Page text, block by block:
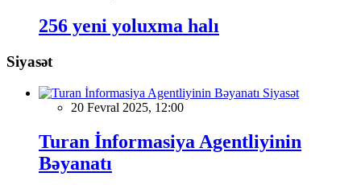
256 yeni yoluxma halı
Siyasət
Siyasət
20 Fevral 2025, 12:00
Turan İnformasiya Agentliyinin
Bəyanatı